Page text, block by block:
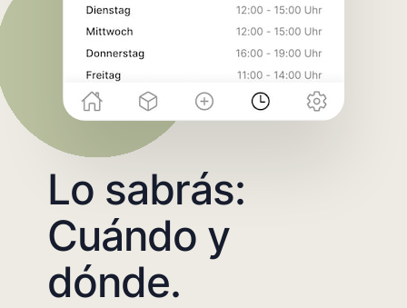
Lo sabrás:
Cuándo y
dónde.